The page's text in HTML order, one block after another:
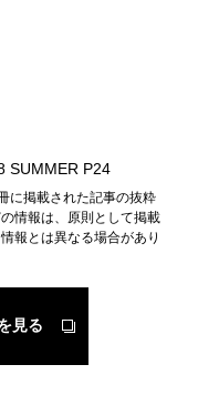
SUMMER P24
に掲載された記事の抜粋
情報は、原則として掲載
報とは異なる場合があり
見る